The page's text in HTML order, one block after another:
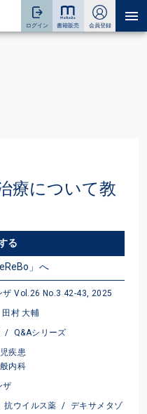
療について教
る
」へ
ザ Vol.26 No.3 42-43, 2025
田村 大輔
/ Q&Aシリーズ
疾患
内科
ザ
抗ウイルス薬 / デキサメタゾ